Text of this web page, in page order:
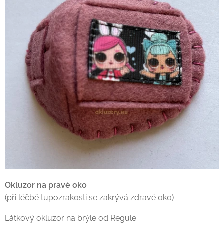
Okluzor na pravé oko
(při léčbě tupozrakosti se zakrývá zdravé oko)
Látkový okluzor na brýle od Regule